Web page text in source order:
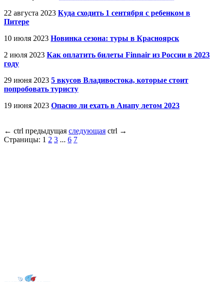
22 августа 2023 Куда сходить 1 сентября с ребенком в
Питере
10 июля 2023 Новинка сезона: туры в Красноярск
2 июля 2023 Как оплатить билеты Finnair из России в 2023
году
29 июня 2023 5 вкусов Владивостока, которые стоит
попробовать туристу
19 июня 2023 Опасно ли ехать в Анапу летом 2023
← ctrl предыдущая следующая ctrl →
Страницы: 1 2 3 ... 6 7